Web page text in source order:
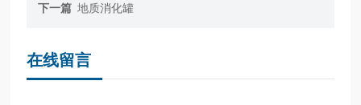
下一篇 地质消化罐
在线留言